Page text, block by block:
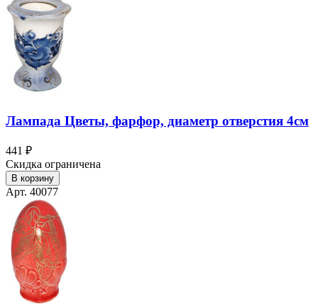
Лампада Цветы, фарфор, диаметр отверстия 4см
441 ₽
Скидка ограничена
В корзину
Арт. 40077